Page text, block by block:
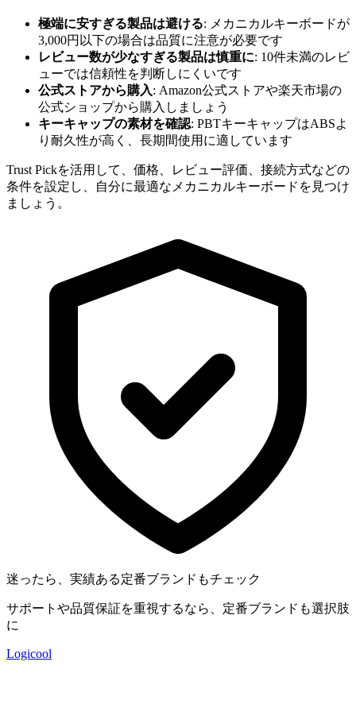
極端に安すぎる製品は避ける: メカニカルキーボードが
3,000円以下の場合は品質に注意が必要です
レビュー数が少なすぎる製品は慎重に: 10件未満のレビ
ューでは信頼性を判断しにくいです
公式ストアから購入: Amazon公式ストアや楽天市場の
公式ショップから購入しましょう
キーキャップの素材を確認: PBTキーキャップはABSよ
り耐久性が高く、長期間使用に適しています
Trust Pickを活用して、価格、レビュー評価、接続方式などの
条件を設定し、自分に最適なメカニカルキーボードを見つけ
ましょう。
迷ったら、実績ある定番ブランドもチェック
サポートや品質保証を重視するなら、定番ブランドも選択肢
に
Logicool